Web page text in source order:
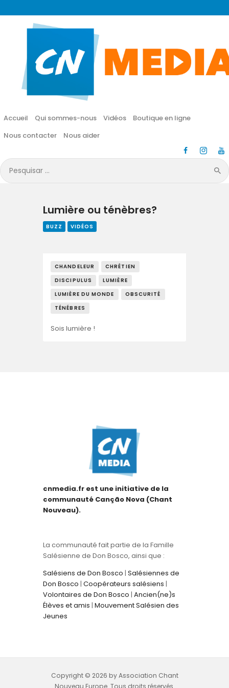
Accueil Qui sommes-nous Vidéos
Boutique en ligne
Nous contacter
Nous aider
Pesquisar
por:
CN MÉDIA
Une vie nouvelle en JESUS !
Accueil
Vidéos
Boutique en ligne
Nous aider
Lumière ou ténèbres?
BUZZ VIDÉOS
CHANDELEUR
CHRÉTIEN
DISCIPULUS
LUMIÈRE
LUMIÈRE DU MONDE
OBSCURITÉ
TÉNÉBRES
Sois lumière !
cnmedia.fr est une initiative de la
communauté Canção Nova (Chant
Nouveau).
La communauté fait partie de la Famille
Salésienne de Don Bosco, ainsi que :
Salésiens de Don Bosco | Salésiennes de
Don Bosco | Coopérateurs salésiens |
Volontaires de Don Bosco | Ancien(ne)s
Élèves et amis | Mouvement Salésien des
Jeunes
Copyright © 2026 by Association Chant